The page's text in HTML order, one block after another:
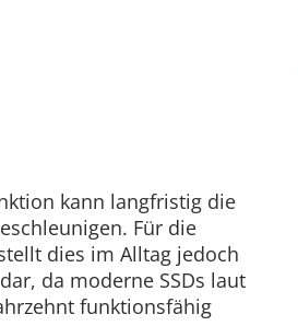
kann langfristig die
Für die
dies im Alltag jedoch
da moderne SSDs laut
funktionsfähig